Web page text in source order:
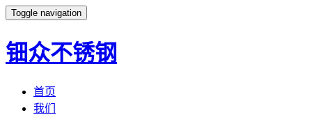
Toggle navigation
钿众不锈钢
首页
我们